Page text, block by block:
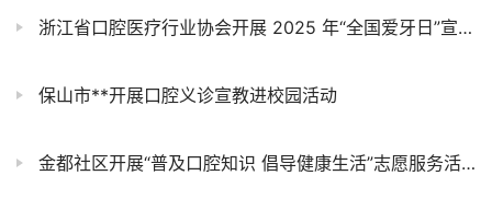
浙江省口腔医疗行业协会开展 2025 年“全国爱牙日”宣传活动
保山市**开展口腔义诊宣教进校园活动
金都社区开展“普及口腔知识 倡导健康生活”志愿服务活动